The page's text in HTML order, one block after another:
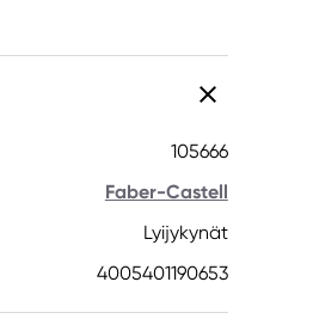
105666
Faber-Castell
Lyijykynät
4005401190653